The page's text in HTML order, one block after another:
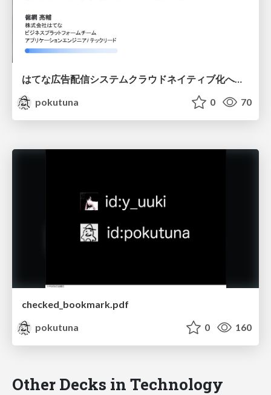
はてな広告配信システムクラウドネイティブ化への道のり / Cloud Native Migration: Evolution of Hatena's Ad Delivery System
pokutuna
0 70
checked_bookmark.pdf
pokutuna
0 160
Other Decks in Technology